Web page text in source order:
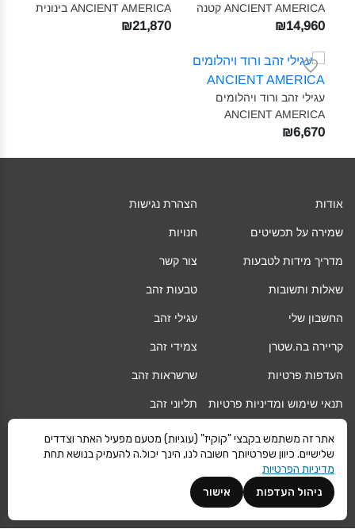
ANCIENT AMERICA קטנה‎
₪14,960
ANCIENT AMERICA בינונית‎
₪21,870
עגילי זהב ורוד ויהלומים
ANCIENT AMERICA‎
₪6,670
אתר זה משתמש בקבצי "קוקיז" (עוגיות) מטעם מפעיל האתר וצדדים
שלישיים. כיוון שפרטיותך חשובה לנו, הינך יכול.ה להעמיק בנושא תחת
מדיניות הפרטיות
אישור
ניהול העדפות
אודות
שמירה על תכשיטים
מדריך מידות לטבעות
שאלות ותשובות
החשבון שלי
קריירה בה.שטרן
העדפות פרטיות
תנאי שימוש ומדיניות פרטיות
החלפה/החזרה/ביטול עסקה
אחריות
משלוחים
הצהרת נגישות
חנויות
צור קשר
טבעות זהב
עגילי זהב
צמידי זהב
שרשראות זהב
תליוני זהב
גיפט קארד
מגזין
Vogue
קרא עוד